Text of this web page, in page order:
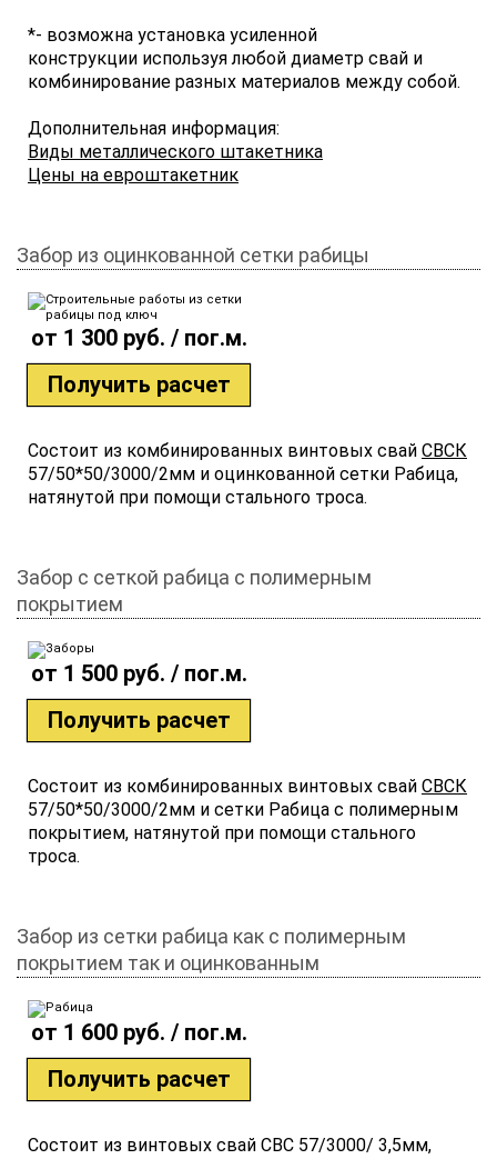
*- возможна установка усиленной
конструкции используя любой диаметр свай и
комбинирование разных материалов между собой.
Дополнительная информация:
Виды металлического штакетника
Цены на евроштакетник
Забор из оцинкованной сетки рабицы
от 1 300 руб. / пог.м.
Получить расчет
Состоит из комбинированных винтовых свай СВСК
57/50*50/3000/2мм и оцинкованной сетки Рабица,
натянутой при помощи стального троса.
Забор с сеткой рабица с полимерным
покрытием
от 1 500 руб. / пог.м.
Получить расчет
Состоит из комбинированных винтовых свай СВСК
57/50*50/3000/2мм и сетки Рабица с полимерным
покрытием, натянутой при помощи стального
троса.
Забор из сетки рабица как с полимерным
покрытием так и оцинкованным
от 1 600 руб. / пог.м.
Получить расчет
Состоит из винтовых свай СВС 57/3000/ 3,5мм,